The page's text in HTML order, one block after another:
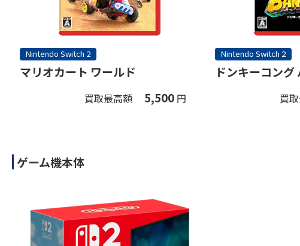
Nintendo Switch 2
マリオカート ワールド
買取最高額 5,500 円
Nintendo Switch 2
ドンキーコング
買
ゲーム機本体